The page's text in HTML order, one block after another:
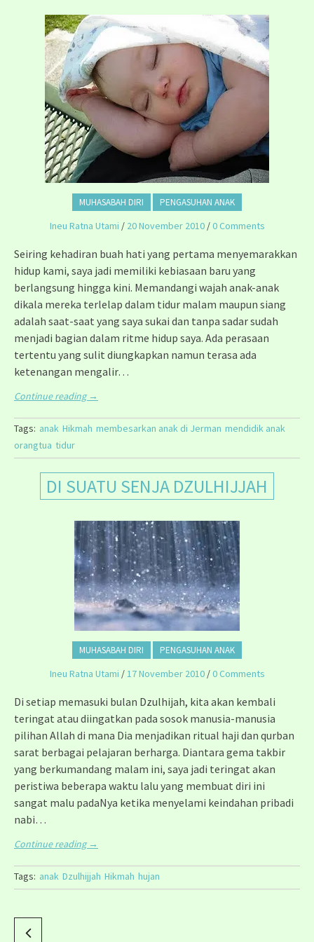
MUHASABAH DIRI PENGASUHAN ANAK
Ineu Ratna Utami / 20 November 2010/0 Comments
Seiring kehadiran buah hati yang pertama menyemarakkan
hidup kami, saya jadi memiliki kebiasaan baru yang
berlangsung hingga kini. Memandangi wajah anak-anak
dikala mereka terlelap dalam tidur malam maupun siang
adalah saat-saat yang saya sukai dan tanpa sadar sudah
menjadi bagian dalam ritme hidup saya. Ada perasaan
tertentu yang sulit diungkapkan namun terasa ada
ketenangan mengalir…
Continue reading →
Tags: anak Hikmah membesarkan anak di Jerman mendidik anak
orangtua tidur
DI SUATU SENJA DZULHIJJAH
MUHASABAH DIRI PENGASUHAN ANAK
Ineu Ratna Utami /17 November 2010/0 Comments
Di setiap memasuki bulan Dzulhijah, kita akan kembali
teringat atau diingatkan pada sosok manusia-manusia
pilihan Allah di mana Dia menjadikan ritual haji dan qurban
sarat berbagai pelajaran berharga. Diantara gema takbir
yang berkumandang malam ini, saya jadi teringat akan
peristiwa beberapa waktu lalu yang membuat diri ini
sangat malu padaNya ketika menyelami keindahan pribadi
nabi…
Continue reading →
Tags: anak Dzulhijjah Hikmah hujan